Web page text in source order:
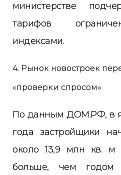
министерстве
тарифов
индексами.
4. Рынок новостроек
«проверки спросом»
По данным ДОМ.РФ, в
года застройщики
около 13,9 млн кв. м
больше, чем годом